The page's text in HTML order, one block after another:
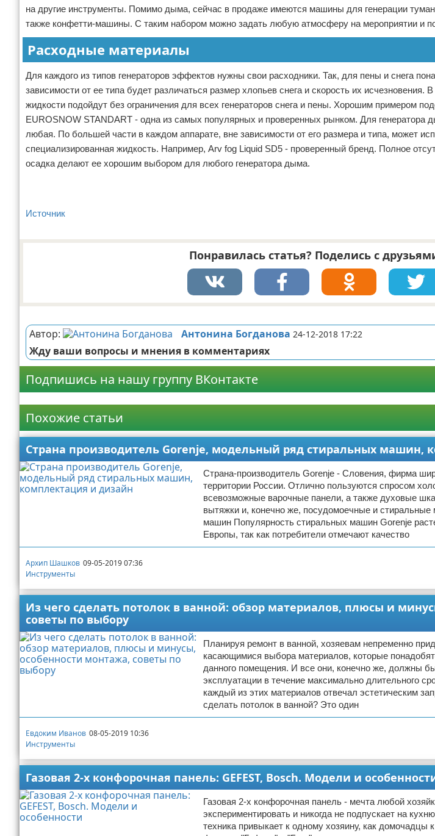
на другие инструменты. Помимо дыма, сейчас в продаже имеются машины для генерации
также конфетти-машины. С таким набором можно задать любую атмосферу на мероприятии и
Расходные материалы
Для каждого из типов генераторов эффектов нужны свои расходники. Так, для пены и снега
зависимости от ее типа будет различаться размер хлопьев снега и скорость их
жидкости подойдут без ограничения для всех генераторов снега и пены. Хорошим примером
EUROSNOW STANDART - одна из самых популярных и проверенных рынком. Для генератора
любая. По большей части в каждом аппарате, вне зависимости от его размера и типа, может
специализированная жидкость. Например, Arv fog Liquid SD5 - проверенный бренд. Полное
осадка делают ее хорошим выбором для любого генератора дыма.
Источник
Понравилась статья? Поделись с
Автор: Антонина Богданова 24-12-2018 17:22
Жду ваши вопросы и мнения в комментариях
Подпишись на нашу группу ВКонтакте
Похожие статьи
Страна производитель Gorenje, модельный ряд стиральных машин,
Страна-производитель Gorenje - Словения, фирма
территории России. Отлично пользуются спросом
всевозможные варочные панели, а также духовые
вытяжки и, конечно же, посудомоечные и
машин Популярность стиральных машин Gorenje
Европы, так как потребители отмечают качество
Архип Шашков 09-05-2019 07:36
Инструменты
Из чего сделать потолок в ванной: обзор материалов, плюсы и
советы по выбору
Планируя ремонт в ванной, хозяевам непременно
касающимися выбора материалов, которые
данного помещения. И все они, конечно же, должны
эксплуатации в течение максимально длительного
каждый из этих материалов отвечал эстетическим
сделать потолок в ванной? Это один
Евдоким Иванов 08-05-2019 10:36
Инструменты
Газовая 2-х конфорочная панель: GEFEST, Bosch. Модели и
Газовая 2-х конфорочная панель - мечта любой
экспериментировать и никогда не подпускает на
техника привыкает к одному хозяину, как